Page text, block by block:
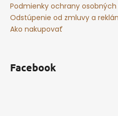
Podmienky ochrany
Odstúpenie od zmluvy a
Ako nakupovať
Facebook